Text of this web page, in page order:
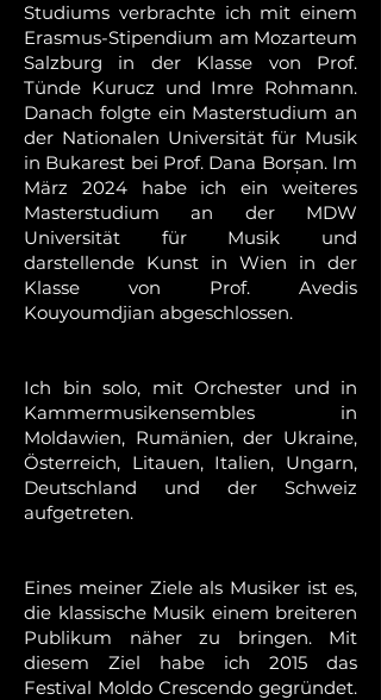
Studiums verbrachte ich mit einem
Erasmus-Stipendium am Mozarteum
Salzburg in der Klasse von Prof.
Tünde Kurucz und Imre Rohmann.
Danach folgte ein Masterstudium an
der Nationalen Universität für Musik
in Bukarest bei Prof. Dana Borșan. Im
März 2024 habe ich ein weiteres
Masterstudium an der MDW
Universität für Musik und
darstellende Kunst in Wien in der
Klasse von Prof. Avedis
Kouyoumdjian abgeschlossen.
Ich bin solo, mit Orchester und in
Kammermusikensembles in
Moldawien, Rumänien, der Ukraine,
Österreich, Litauen, Italien, Ungarn,
Deutschland und der Schweiz
aufgetreten.
Eines meiner Ziele als Musiker ist es,
die klassische Musik einem breiteren
Publikum näher zu bringen. Mit
diesem Ziel habe ich 2015 das
Festival Moldo Crescendo gegründet.